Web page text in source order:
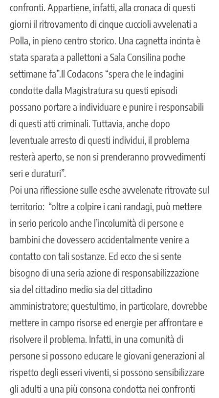
confronti. Appartiene, infatti, alla cronaca di questi
giorni il ritrovamento di cinque cuccioli avvelenati a
Polla, in pieno centro storico. Una cagnetta incinta è
stata sparata a pallettoni a Sala Consilina poche
settimane fa”.Il Codacons “spera che le indagini
condotte dalla Magistratura su questi episodi
possano portare a individuare e punire i responsabili
di questi atti criminali. Tuttavia, anche dopo
leventuale arresto di questi individui, il problema
resterà aperto, se non si prenderanno provvedimenti
seri e duraturi”.
Poi una riflessione sulle esche avvelenate ritrovate sul
territorio: “oltre a colpire i cani randagi, può mettere
in serio pericolo anche l’incolumità di persone e
bambini che dovessero accidentalmente venire a
contatto con tali sostanze. Ed ecco che si sente
bisogno di una seria azione di responsabilizzazione
sia del cittadino medio sia del cittadino
amministratore; questultimo, in particolare, dovrebbe
mettere in campo risorse ed energie per affrontare e
risolvere il problema. Infatti, in una comunità di
persone si possono educare le giovani generazioni al
rispetto degli esseri viventi, si possono sensibilizzare
gli adulti a una più consona condotta nei confronti